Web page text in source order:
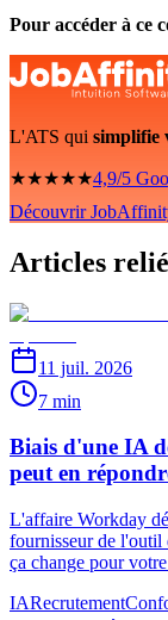
Pour accéder à ce
L'ATS qui simplifie
★★★★★4,9/5
Découvrir
Articles
11 juil. 2026
7 min
Biais d'une IA
peut en
L'affaire Workday
fournisseur de l'outil
ça change pour
IARecrutement